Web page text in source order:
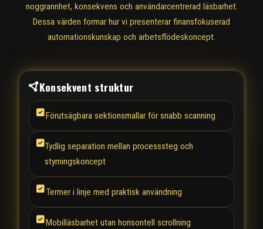
noggrannhet, konsekvens och användarcentrerad läsbarhet.
Dessa värden formar hur vi presenterar finansfokuserad
automationskunskap och arbetsflödeskoncept.
Konsekvent struktur
Förutsägbara sektionsmallar för snabb scanning
Tydlig separation mellan processsteg och
styrningskoncept
Termer i linje med praktisk användning
Mobilläsbarhet utan horisontell scrollning